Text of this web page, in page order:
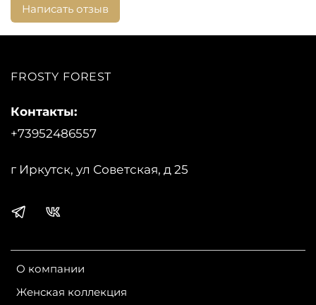
Написать отзыв
FROSTY FOREST
О компании
Женская коллекция
Контакты:
+73952486557
г Иркутск, ул Советская, д 25